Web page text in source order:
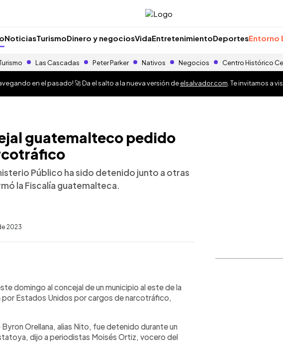
NoticiasTurismoDinero y negociosVidaEntretenimientoDeportesEntorno
Las Cascadas Peter Parker Nativos Negocios Centro Histórico
en el pasado! 🚀 Da el salto a la nueva versión deelsalvador.com . Te invitamos a
guatemalteco pedido
Público ha sido detenido junto a otras
la Fiscalía guatemalteca.
2023
domingo al concejal de un municipio al este de la
Estados Unidos por cargos de narcotráfico,
Orellana, alias Nito, fue detenido durante un
dijo a periodistas Moisés Ortiz, vocero del